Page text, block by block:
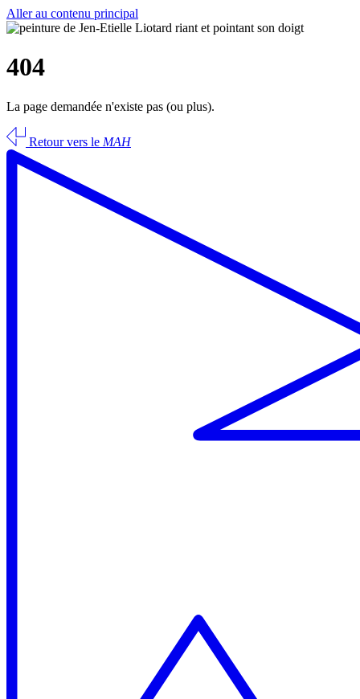
Aller au contenu principal
404
La page demandée n'existe pas (ou plus).
Retour vers le MAH